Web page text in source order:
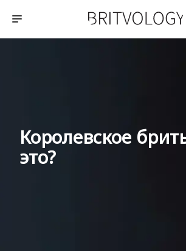
Королевское
это?